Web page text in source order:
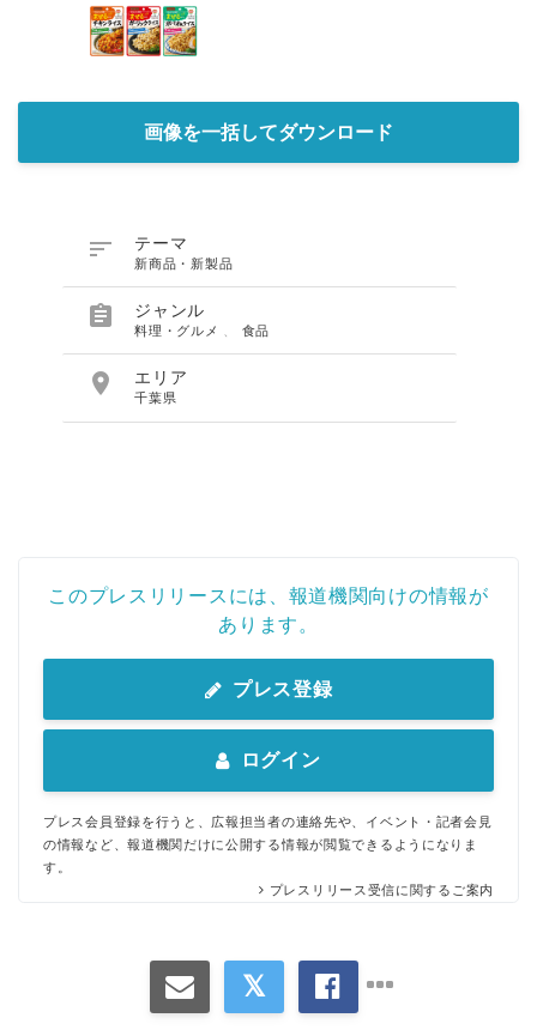
画像を一括してダウンロード
 テーマ
新商品・新製品
 ジャンル
料理・グルメ 食品
 エリア
千葉県
このプレスリリースには、報道機関向けの情報が
あります。
プレス登録
ログイン
プレス会員登録を行うと、広報担当者の連絡先や、イベント・記者会見
の情報など、報道機関だけに公開する情報が閲覧できるようになりま
す。
プレスリリース受信に関するご案内